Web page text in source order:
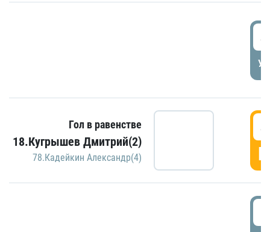
Гол в равенстве
18.Кугрышев Дмитрий(2)
78.Кадейкин Александр(4)